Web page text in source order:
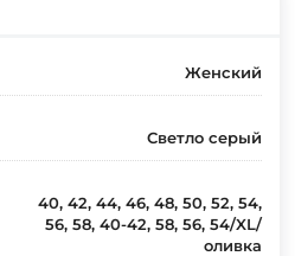
Женский
Светло серый
40, 42, 44, 46, 48, 50, 52, 54,
56, 58, 40-42, 58, 56, 54/XL/
оливка